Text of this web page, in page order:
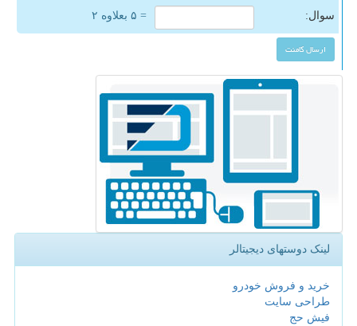
سوال: = ۵ بعلاوه ۲
لینک دوستهای دیجیتالر
خرید و فروش خودرو
طراحی سایت
فیش حج